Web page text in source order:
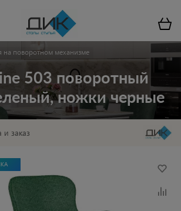
на поворотном механизме
503 поворотный
ножки черные
и заказ